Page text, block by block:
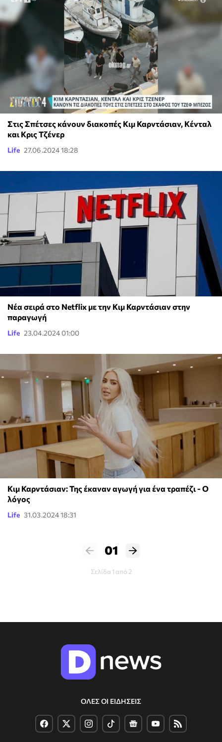
Στις Σπέτσες κάνουν διακοπές Κιμ Καρντάσιαν, Κένταλ
και Κρις Τζένερ
Life 27.06.2024 18:28
Νέα σειρά στο Netflix με την Κιμ Καρντάσιαν στην
παραγωγή
Life 23.04.2024 01:00
Κιμ Καρντάσιαν: Της έκαναν αγωγή για ένα τραπέζι - O
λόγος
Life 31.03.2024 18:31
01
Σελίδα 1 από 2
ΟΛΕΣ ΟΙ ΕΙΔΗΣΕΙΣ